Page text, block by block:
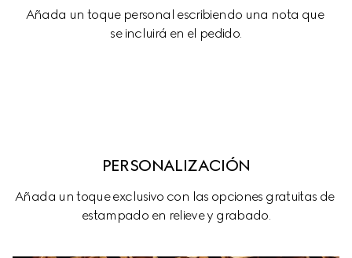
Añada un toque personal escribiendo una nota que
se incluirá en el pedido.
PERSONALIZACIÓN
Añada un toque exclusivo con las opciones gratuitas de
estampado en relieve y grabado.